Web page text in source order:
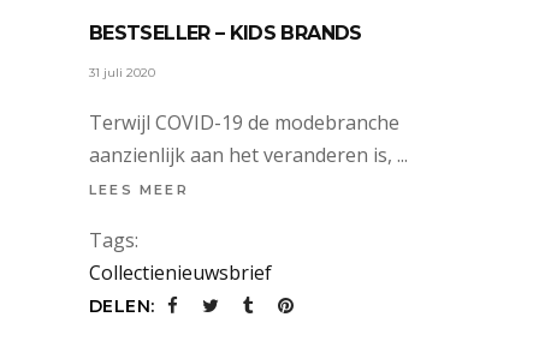
BESTSELLER – KIDS BRANDS
31 juli 2020
Terwijl COVID-19 de modebranche
aanzienlijk aan het veranderen is,
LEES MEER
Tags:
Collectienieuwsbrief
DELEN: